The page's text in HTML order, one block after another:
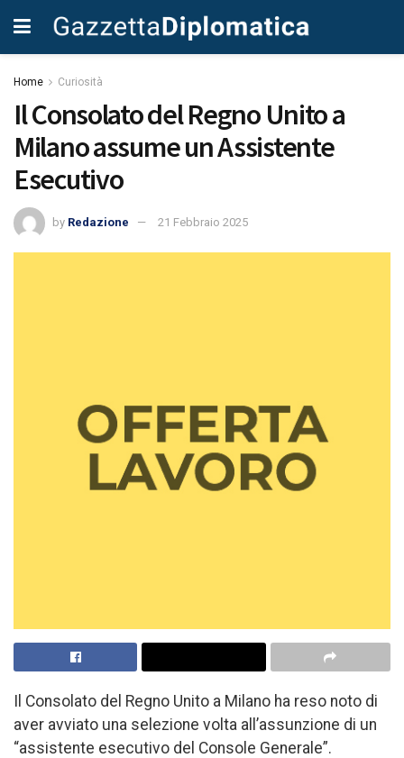
Home Curiosità
Il Consolato del Regno Unito a
Milano assume un Assistente
Esecutivo
by Redazione 21 Febbraio 2025
Il Consolato del Regno Unito a Milano ha reso noto di
aver avviato una selezione volta all’assunzione di un
“assistente esecutivo del Console Generale”.